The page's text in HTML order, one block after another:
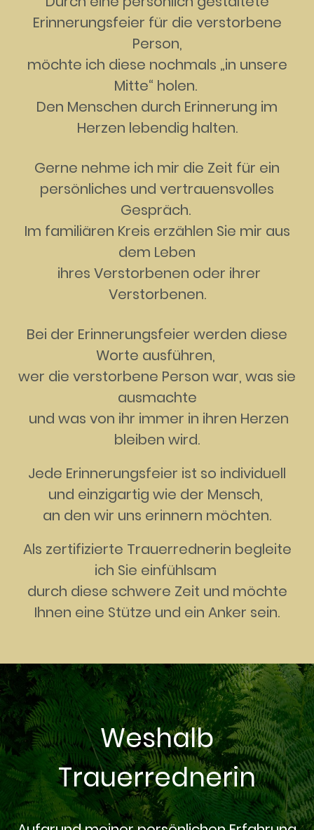
Erinnerungsfeier für die verstorbene
Person,
möchte ich diese nochmals „in unsere
Mitte“ holen.
Den Menschen durch Erinnerung im
Herzen lebendig halten.
Gerne nehme ich mir die Zeit für ein
persönliches und vertrauensvolles
Gespräch.
Im familiären Kreis erzählen Sie mir aus
dem Leben
ihres Verstorbenen oder ihrer
Verstorbenen.
Bei der Erinnerungsfeier werden diese
Worte ausführen,
wer die verstorbene Person war, was sie
ausmachte
und was von ihr immer in ihren Herzen
bleiben wird.
Jede Erinnerungsfeier ist so individuell
und einzigartig wie der Mensch,
an den wir uns erinnern möchten.
Als zertifizierte Trauerrednerin begleite
ich Sie einfühlsam
durch diese schwere Zeit und möchte
Ihnen eine Stütze und ein Anker sein.
Weshalb
Trauerrednerin